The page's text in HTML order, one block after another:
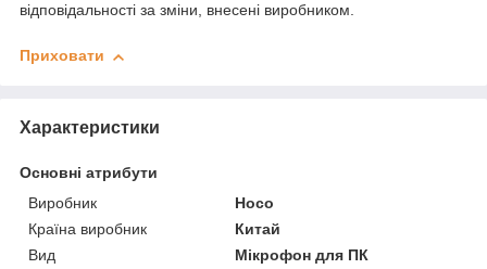
відповідальності за зміни, внесені виробником.
Приховати
Характеристики
Основні атрибути
Виробник
Hoco
Країна виробник
Китай
Вид
Мікрофон для ПК